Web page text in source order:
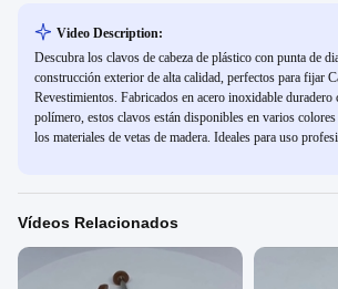
Video Description:
Descubra los clavos de cabeza de plástico con punta de
construcción exterior de alta calidad, perfectos para fijar
Revestimientos. Fabricados en acero inoxidable duradero
polímero, estos clavos están disponibles en varios
los materiales de vetas de madera. Ideales para uso
Vídeos Relacionados